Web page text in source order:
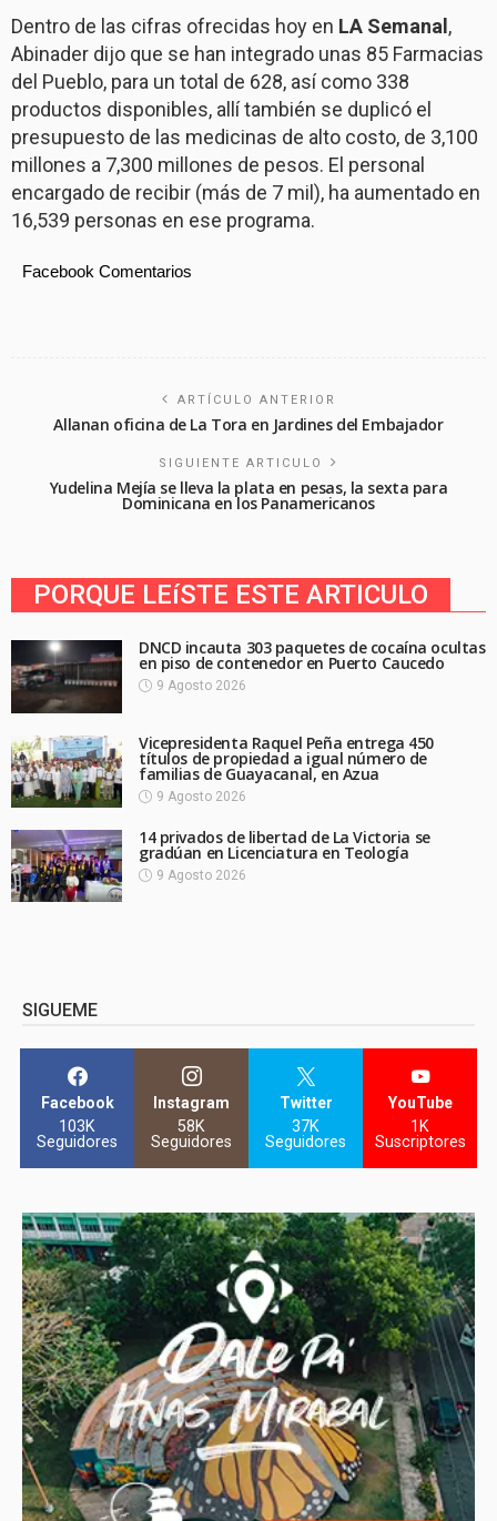
Dentro de las cifras ofrecidas hoy en LA Semanal,
Abinader dijo que se han integrado unas 85 Farmacias
del Pueblo, para un total de 628, así como 338
productos disponibles, allí también se duplicó el
presupuesto de las medicinas de alto costo, de 3,100
millones a 7,300 millones de pesos. El personal
encargado de recibir (más de 7 mil), ha aumentado en
16,539 personas en ese programa.
Facebook Comentarios
ARTÍCULO ANTERIOR
Allanan oficina de La Tora en Jardines del Embajador
SIGUIENTE ARTICULO
Yudelina Mejía se lleva la plata en pesas, la sexta para
Dominicana en los Panamericanos
PORQUE LEíSTE ESTE ARTICULO
DNCD incauta 303 paquetes de cocaína ocultas
en piso de contenedor en Puerto Caucedo
9 Agosto 2026
Vicepresidenta Raquel Peña entrega 450
títulos de propiedad a igual número de
familias de Guayacanal, en Azua
9 Agosto 2026
14 privados de libertad de La Victoria se
gradúan en Licenciatura en Teología
9 Agosto 2026
SIGUEME
Facebook
103K
Seguidores
Instagram
58K
Seguidores
Twitter
37K
Seguidores
YouTube
1K
Suscriptores